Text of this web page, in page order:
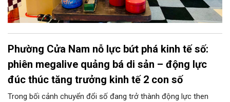
Phường Cửa Nam nỗ lực bứt phá kinh tế số:
phiên megalive quảng bá di sản – động lực
đúc thúc tăng trưởng kinh tế 2 con số
Trong bối cảnh chuyển đổi số đang trở thành động lực then